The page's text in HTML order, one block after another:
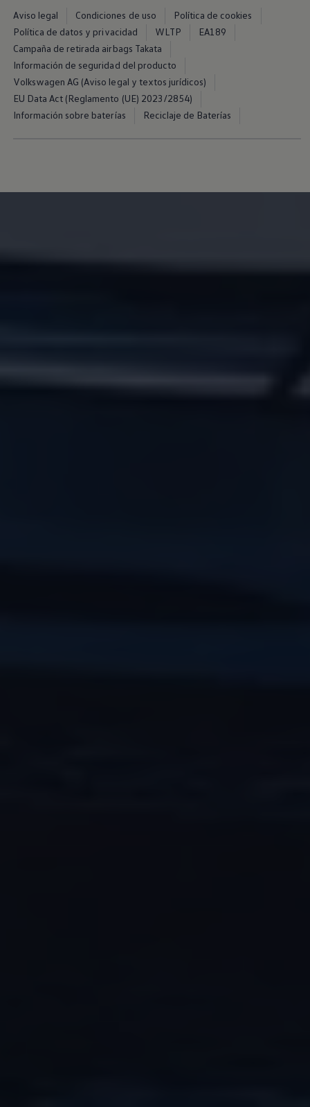
Aviso legal Condiciones de uso
Política de cookies
Política de datos y privacidad
WLTP
EA189
Campaña de retirada airbags Takata
Información de seguridad del producto
Volkswagen AG (Aviso legal y textos jurídicos)
EU Data Act (Reglamento (UE) 2023/2854)
Información sobre baterías
Reciclaje de Baterías